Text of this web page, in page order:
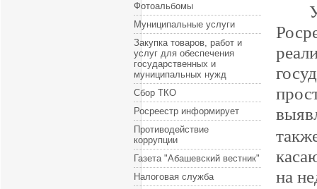
Фотоальбомы
Муниципальные услуги
Закупка товаров, работ и
услуг для обеспечения
государственных и
муниципальных нужд
Сбор ТКО
Росреестр информирует
Противодействие
коррупции
Газета "Абашевский вестник"
Налоговая служба
на